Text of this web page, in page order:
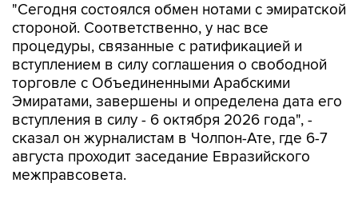
"Сегодня состоялся обмен нотами с эмиратской
стороной. Соответственно, у нас все
процедуры, связанные с ратификацией и
вступлением в силу соглашения о свободной
торговле с Объединенными Арабскими
Эмиратами, завершены и определена дата его
вступления в силу - 6 октября 2026 года", -
сказал он журналистам в Чолпон-Ате, где 6-7
августа проходит заседание Евразийского
межправсовета.